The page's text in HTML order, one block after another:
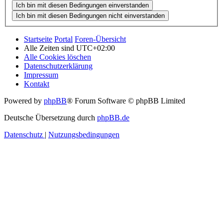
Startseite Portal Foren-Übersicht
Alle Zeiten sind UTC+02:00
Alle Cookies löschen
Datenschutzerklärung
Impressum
Kontakt
Powered by phpBB® Forum Software © phpBB Limited
Deutsche Übersetzung durch phpBB.de
Datenschutz | Nutzungsbedingungen